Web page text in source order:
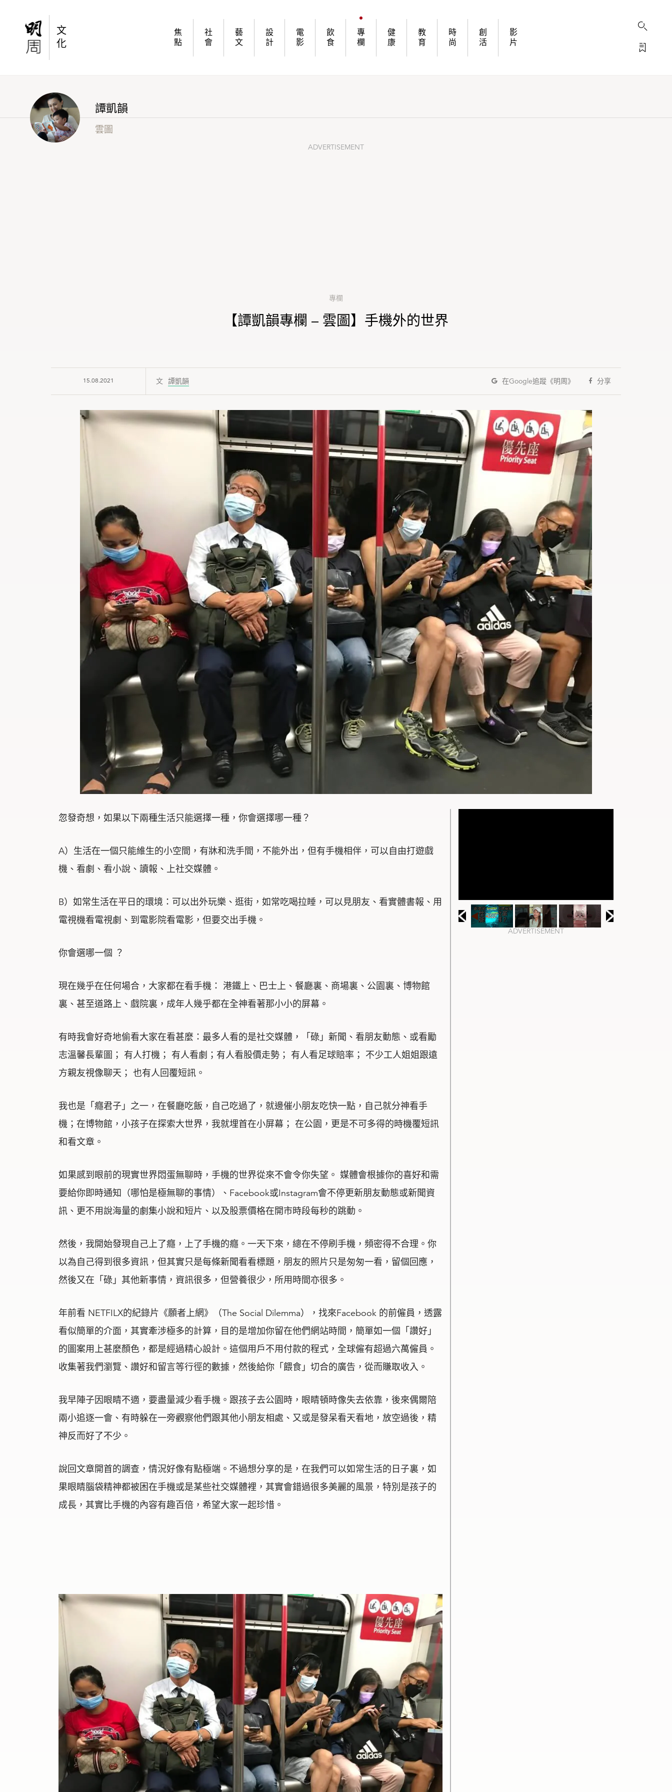
文
化
焦
點
社
會
藝
文
設
計
電
影
飲
食
專
欄
健
康
教
育
時
尚
創
活
影
片
譚凱韻
雲圖
ADVERTISEMENT
專欄
【譚凱韻專欄 – 雲圖】手機外的世界
15.08.2021 譚凱韻 在Google追蹤《明周》 分享
忽發奇想，如果以下兩種生活只能選擇一種，你會選擇哪一種？
A）生活在一個只能維生的小空間，有牀和洗手間，不能外出，但有手機相伴，可以自由打遊戲
機、看劇、看小說、讀報、上社交媒體。
B）如常生活在平日的環境：可以出外玩樂、逛街，如常吃喝拉睡，可以見朋友、看實體書報、用
電視機看電視劇、到電影院看電影，但要交出手機。
你會選哪一個 ？
現在幾乎在任何場合，大家都在看手機： 港鐵上、巴士上、餐廳裏、商場裏、公園裏、博物館
裏、甚至道路上、戲院裏，成年人幾乎都在全神看著那小小的屏幕。
有時我會好奇地偷看大家在看甚麼：最多人看的是社交媒體，「碌」新聞、看朋友動態、或看勵
志溫馨長輩圖； 有人打機； 有人看劇；有人看股價走勢； 有人看足球賠率； 不少工人姐姐跟遠
方親友視像聊天； 也有人回覆短訊。
我也是「癮君子」之一，在餐廳吃飯，自己吃過了，就邊催小朋友吃快一點，自己就分神看手
機；在博物館，小孩子在探索大世界，我就埋首在小屏幕； 在公園，更是不可多得的時機覆短訊
和看文章。
如果感到眼前的現實世界悶蛋無聊時，手機的世界從來不會令你失望。 媒體會根據你的喜好和需
要給你即時通知（哪怕是極無聊的事情）、Facebook或Instagram會不停更新朋友動態或新聞資
訊、更不用說海量的劇集小說和短片、以及股票價格在開市時段每秒的跳動。
然後，我開始發現自己上了癮，上了手機的癮。一天下來，總在不停刷手機，頻密得不合理。你
以為自己得到很多資訊，但其實只是每條新聞看看標題，朋友的照片只是匆匆一看，留個回應，
然後又在「碌」其他新事情，資訊很多，但營養很少，所用時間亦很多。
年前看 NETFILX的紀錄片《願者上網》（The Social Dilemma），找來Facebook 的前僱員，透露
看似簡單的介面，其實牽涉極多的計算，目的是增加你留在他們網站時間，簡單如一個「讚好」
的圖案用上甚麼顏色，都是經過精心設計。這個用戶不用付款的程式，全球僱有超過六萬僱員。
收集著我們瀏覽、讚好和留言等行徑的數據，然後給你「餵食」切合的廣告，從而賺取收入。
我早陣子因眼睛不適，要盡量減少看手機。跟孩子去公園時，眼睛頓時像失去依靠，後來偶爾陪
兩小追逐一會、有時躲在一旁觀察他們跟其他小朋友相處、又或是發呆看天看地，放空過後，精
神反而好了不少。
說回文章開首的調查，情況好像有點極端。不過想分享的是，在我們可以如常生活的日子裏，如
果眼睛腦袋精神都被困在手機或是某些社交媒體裡，其實會錯過很多美麗的風景，特別是孩子的
成長，其實比手機的內容有趣百倍，希望大家一起珍惜。
ADVERTISEMENT